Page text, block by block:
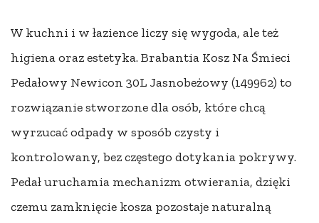
W kuchni i w łazience liczy się wygoda, ale też
higiena oraz estetyka. Brabantia Kosz Na Śmieci
Pedałowy Newicon 30L Jasnobeżowy (149962) to
rozwiązanie stworzone dla osób, które chcą
wyrzucać odpady w sposób czysty i
kontrolowany, bez częstego dotykania pokrywy.
Pedał uruchamia mechanizm otwierania, dzięki
czemu zamknięcie kosza pozostaje naturalną